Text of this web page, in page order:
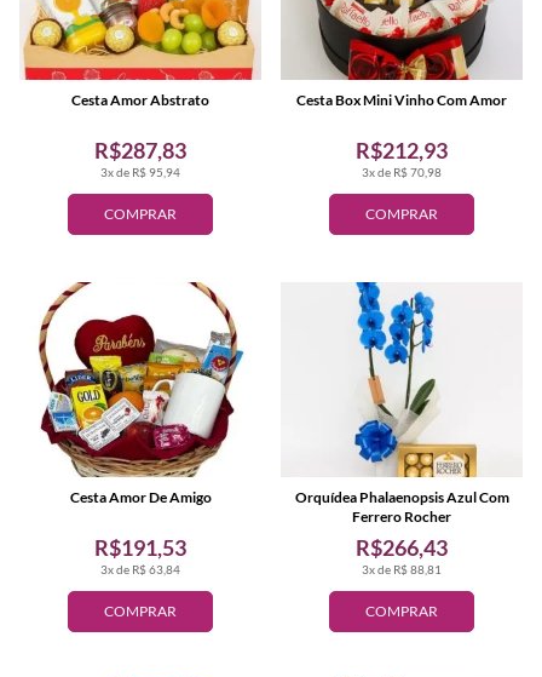
COMPRAR
3x de R$ 95,94
R$287,83
Cesta Amor Abstrato
COMPRAR
3x de R$ 70,98
R$212,93
Cesta Box Mini Vinho Com Amor
COMPRAR
3x de R$ 63,84
R$191,53
Cesta Amor De Amigo
COMPRAR
3x de R$ 88,81
R$266,43
Orquídea Phalaenopsis Azul Com
Ferrero Rocher